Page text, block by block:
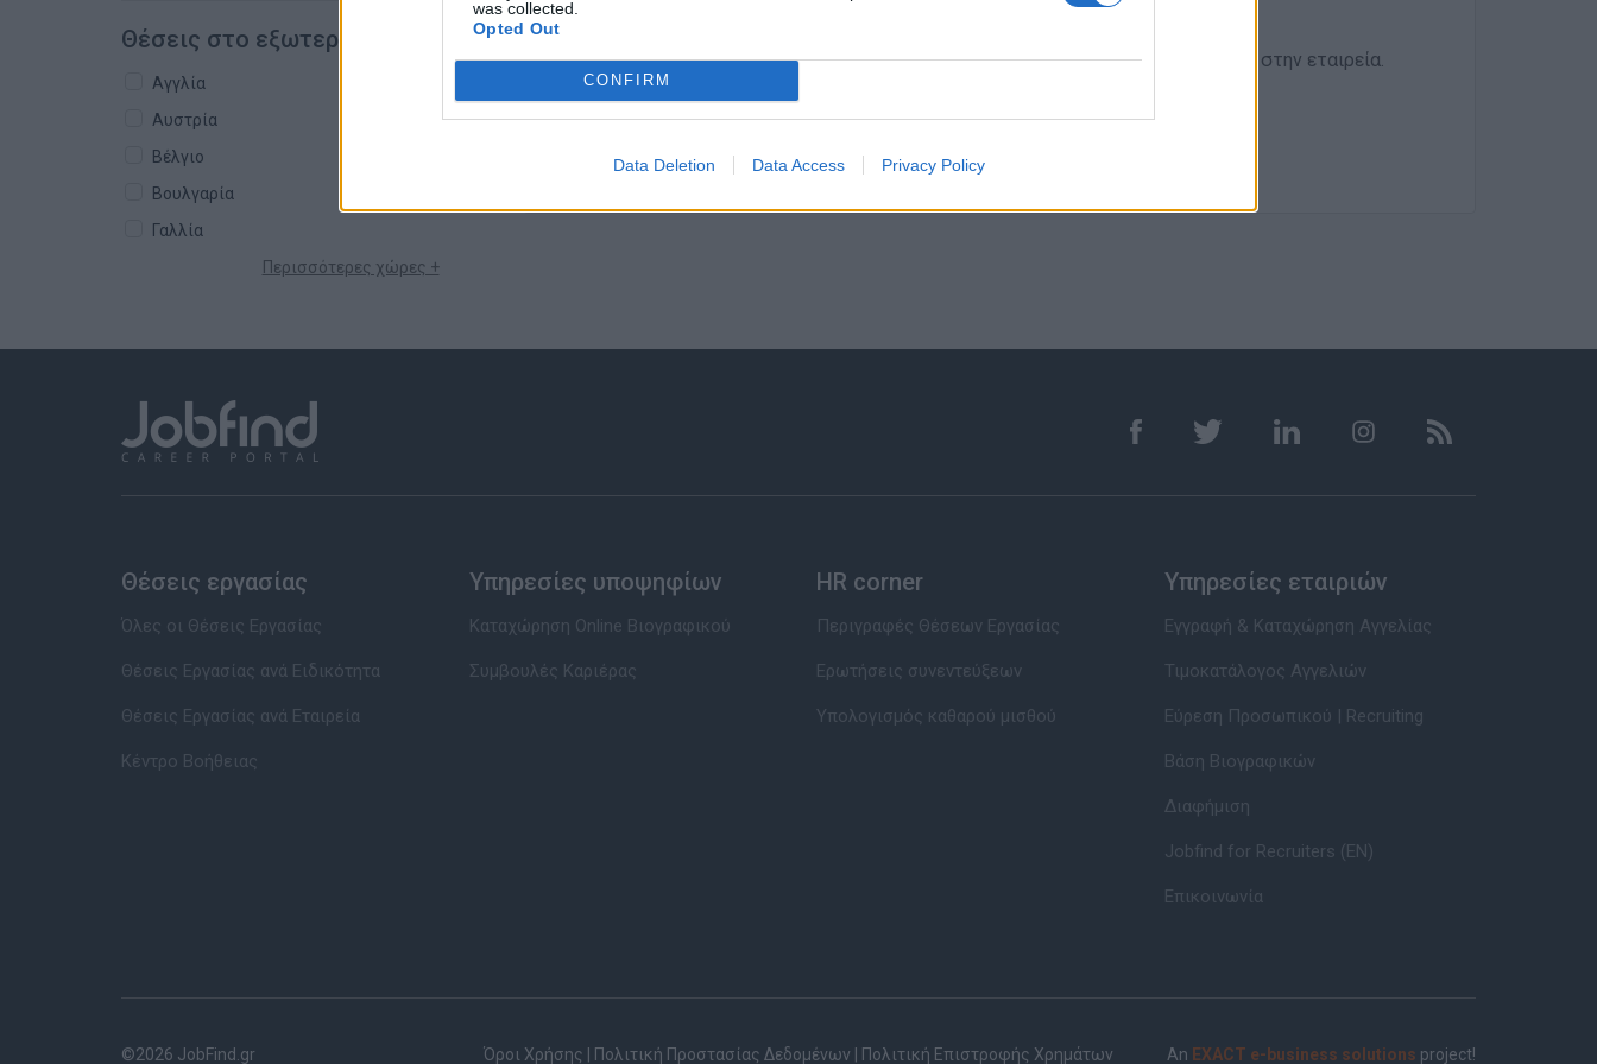
was collected.
Opted Out
CONFIRM
Data Deletion Data Access Privacy Policy
Θέσεις στο εξωτερικό
Αγγλία
Αυστρία
Βέλγιο
Βουλγαρία
Γαλλία
Περισσότερες χώρες +
Αίτηση - Αποστολή Βιογραφικού
Σας ενδιαφέρει η θέση εργασίας; Εγγραφείτε για να στείλετε το βιογραφικό σας στην εταιρεία.
Θέσεις εργασίας
Όλες οι Θέσεις Εργασίας
Θέσεις Εργασίας ανά Ειδικότητα
Θέσεις Εργασίας ανά Εταιρεία
Κέντρο Βοήθειας
Υπηρεσίες υποψηφίων
Καταχώρηση Online Βιογραφικού
Συμβουλές Καριέρας
HR corner
Περιγραφές Θέσεων Εργασίας
Ερωτήσεις συνεντεύξεων
Υπολογισμός καθαρού μισθού
Υπηρεσίες εταιριών
Εγγραφή & Καταχώρηση Αγγελίας
Τιμοκατάλογος Αγγελιών
Εύρεση Προσωπικού | Recruiting
Βάση Βιογραφικών
Διαφήμιση
Jobfind for Recruiters (EN)
Επικοινωνία
©2026 JobFind.gr Όροι Χρήσης Πολιτική Προστασίας Δεδομένων Πολιτική Επιστροφής Χρημάτων An EXACT e-business solutions project!